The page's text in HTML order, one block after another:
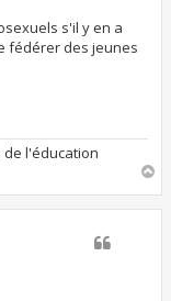
s'il y en a
fédérer des jeunes
de l'éducation
u